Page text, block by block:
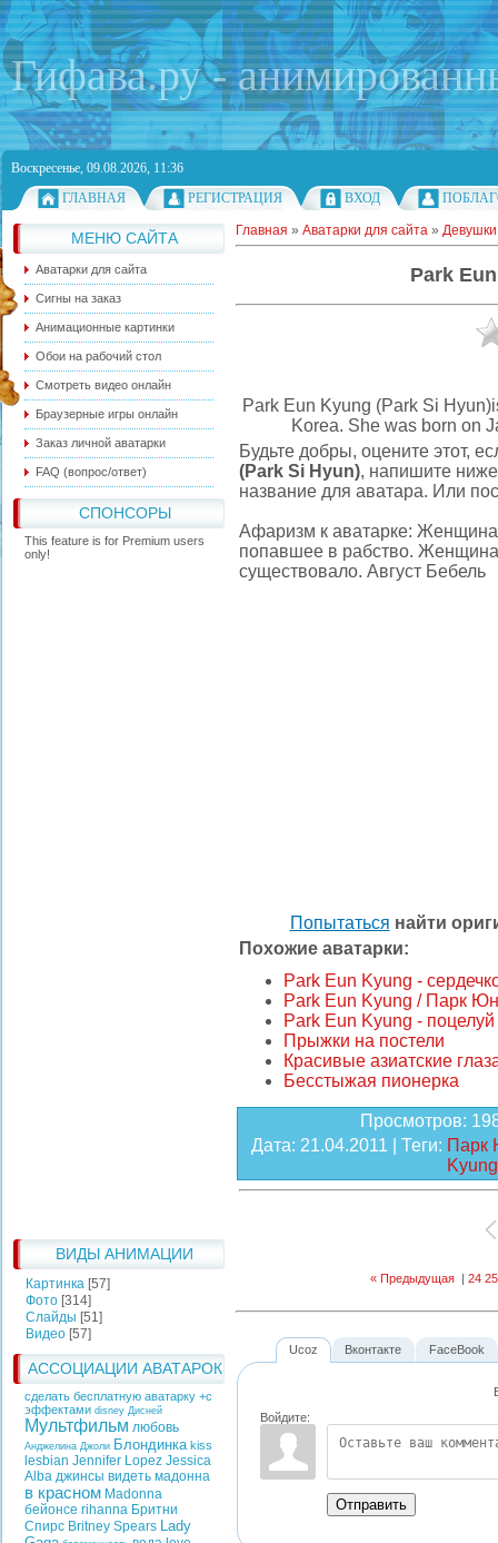
Гифава.ру -
Воскресенье, 09.08.2026, 11:36
ГЛАВНАЯ
РЕГИСТРАЦИЯ ВХОД
МЕНЮ САЙТА
Аватарки для сайта
Сигны на заказ
Анимационные картинки
Обои на рабочий стол
Смотреть видео онлайн
Браузерные игры онлайн
Заказ личной аватарки
FAQ (вопрос/ответ)
СПОНСОРЫ
This feature is for Premium users
only!
ВИДЫ АНИМАЦИИ
Картинка [57]
Фото [314]
Слайды [51]
Видео [57]
АССОЦИАЦИИ АВАТАРОК
сделать бесплатную аватарку +с
эффектами disney Дисней
Мультфильм любовь
Анджелина Джоли Блондинка kiss
lesbian Jennifer Lopez Jessica
Alba джинсы видеть мадонна
в красном Madonna
бейонсе rihanna Бритни
Спирс Britney Spears Lady
Главная » Аватарки для сайта »
Park
Park Eun Kyung (Park Si
Korea. She was born on
Будьте добры, оцените этот,
(Park Si Hyun), напишите
название для аватара. Или
Афаризм к аватарке: Женщина
попавшее в рабство. Женщина
существовало. Август Бебель
Попытаться найти
Похожие аватарки:
Park Eun Kyung -
Park Eun Kyung / Парк
Park Eun Kyung - поцелуй
Прыжки на постели
Красивые азиатские
Бесстыжая пионерка
Просмотров:
Дата: 21.04.2011 | Теги: Парк
Kyung
« Предыдущая | 24 25
Ucoz
Войдите:
Отправить
Вконтакте FaceBook